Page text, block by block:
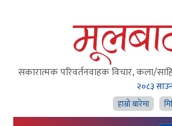
सकारात्मक परिवर्तनवाहक विचार, कला/
२०८३
हाम्राे बारेमा